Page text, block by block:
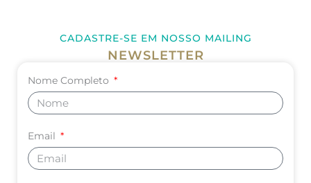
CADASTRE-SE EM NOSSO MAILING
NEWSLETTER
Nome Completo
Email